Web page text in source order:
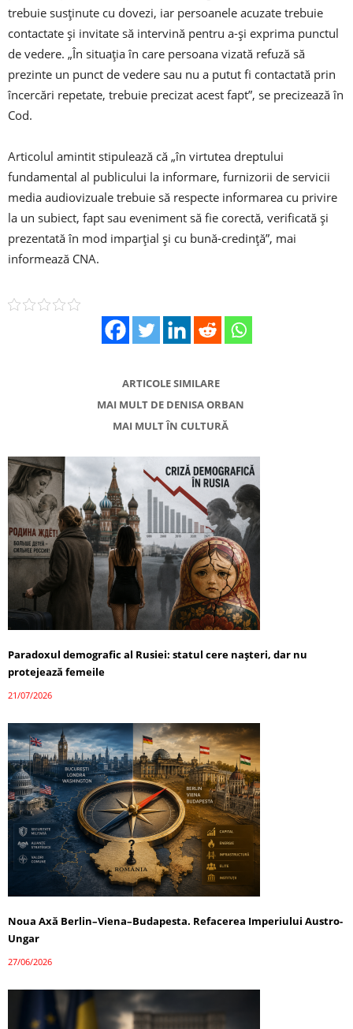
trebuie susţinute cu dovezi, iar persoanele acuzate trebuie
contactate şi invitate să intervină pentru a-şi exprima punctul
de vedere. „În situaţia în care persoana vizată refuză să
prezinte un punct de vedere sau nu a putut fi contactată prin
încercări repetate, trebuie precizat acest fapt”, se precizează în
Cod.
Articolul amintit stipulează că „în virtutea dreptului
fundamental al publicului la informare, furnizorii de servicii
media audiovizuale trebuie să respecte informarea cu privire
la un subiect, fapt sau eveniment să fie corectă, verificată şi
prezentată în mod imparţial şi cu bună-credinţă”, mai
informează CNA.
ARTICOLE SIMILARE
MAI MULT DE DENISA ORBAN
MAI MULT ÎN CULTURĂ
Paradoxul demografic al Rusiei: statul cere nașteri, dar nu
protejează femeile
21/07/2026
Noua Axă Berlin–Viena–Budapesta. Refacerea Imperiului Austro-
Ungar
27/06/2026